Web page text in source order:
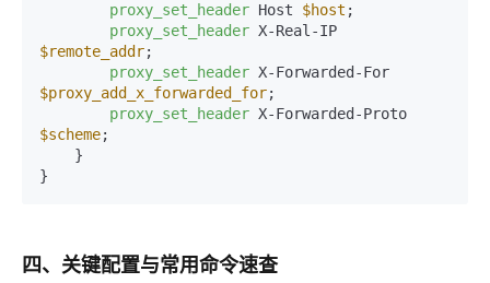
proxy_set_header Host $host ;
proxy_set_header
$remote_addr;
proxy_set_header
$proxy_add_x_forwarded_for;
proxy_set_header
$scheme;
四、关键配置与常用命令速查